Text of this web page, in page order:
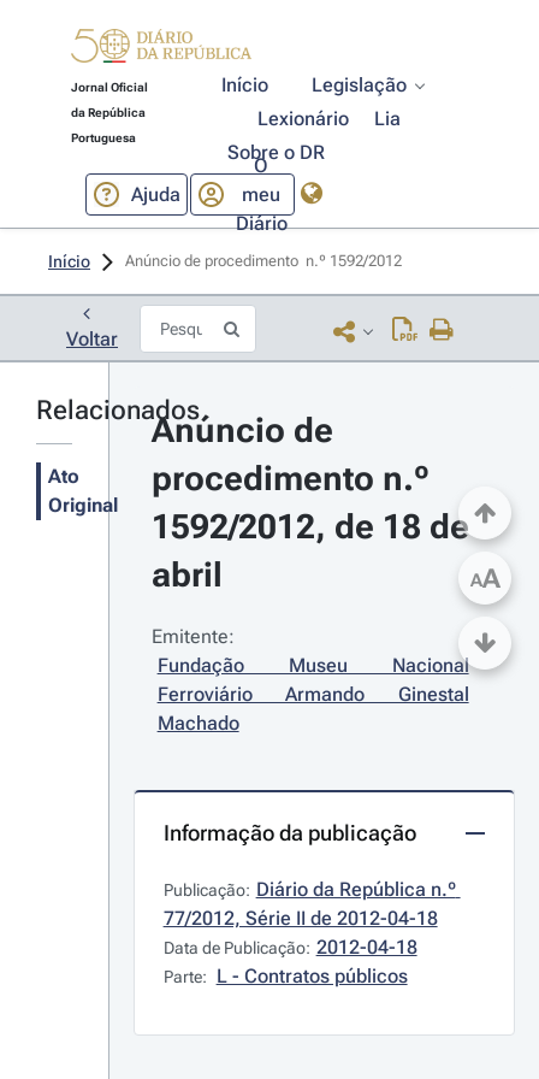
Jornal Oficial
da República
Portuguesa
Início
Legislação
Lexionário
Lia
Sobre o DR
Ajuda
O
meu
Diário
Início Anúncio de procedimento  n.º 1592/2012
Voltar
Relacionados
Ato
Original
Anúncio de
procedimento n.º
1592/2012, de 18 de
abril
Emitente:
Fundação Museu Nacional
Ferroviário Armando Ginestal
Machado
Informação da publicação
Publicação: Diário da República n.º
77/2012, Série II de 2012-04-18
Data de Publicação: 2012-04-18
Parte: L - Contratos públicos
AA